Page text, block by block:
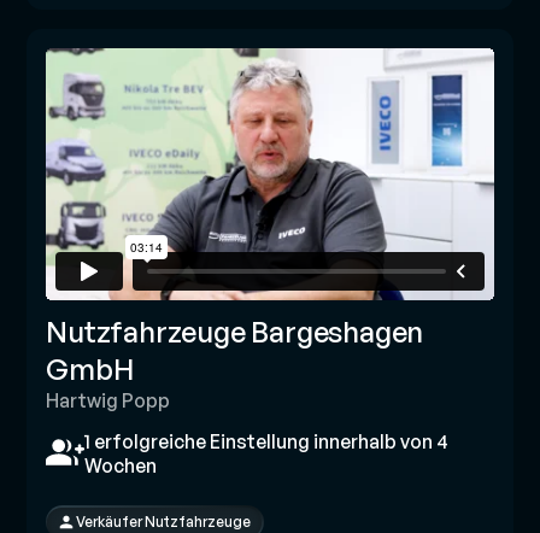
Nutzfahrzeuge Bargeshagen
GmbH
Hartwig Popp
1 erfolgreiche Einstellung innerhalb von 4
Wochen
Verkäufer Nutzfahrzeuge